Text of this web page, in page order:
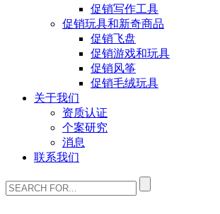
促销写作工具
促销玩具和新奇商品
促销飞盘
促销游戏和玩具
促销风筝
促销毛绒玩具
关于我们
资质认证
个案研究
消息
联系我们